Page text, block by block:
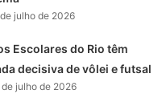
julho de 2026
Escolares do Rio têm
decisiva de vôlei e futsal
julho de 2026